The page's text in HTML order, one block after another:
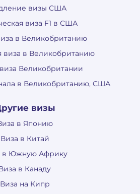
визы США
виза F1 в США
в Великобританию
виза в Великобританию
Великобритании
в Великобританию, США
визы
в Японию
Виза в Китай
в Южную Африку
в Канаду
Виза на Кипр